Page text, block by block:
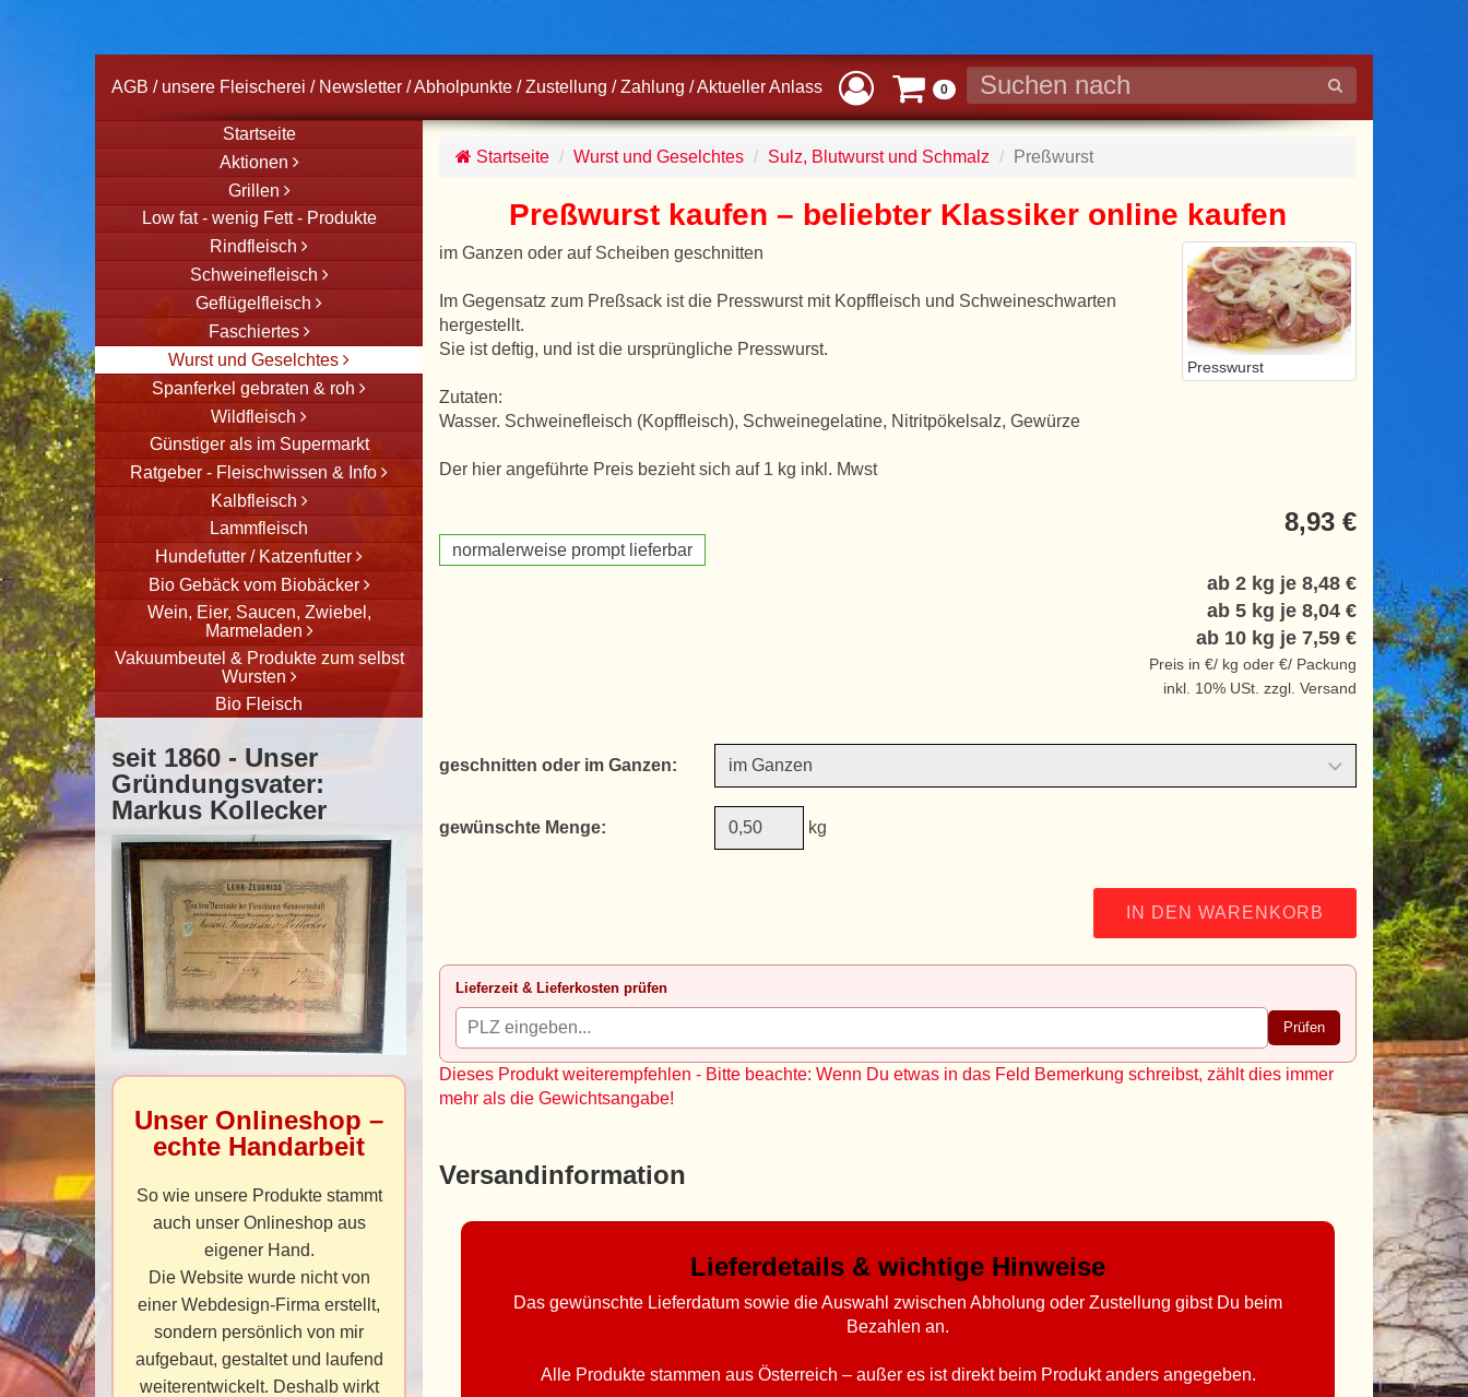
AGB / unsere Fleischerei / Newsletter /Abholpunkte / Zustellung / Zahlung /Aktueller Anlass 0
Startseite
Aktionen
Grillen
Low fat - wenig Fett - Produkte
Rindfleisch
Schweinefleisch
Geflügelfleisch
Faschiertes
Wurst und Geselchtes
Spanferkel gebraten & roh
Wildfleisch
Günstiger als im Supermarkt
Ratgeber - Fleischwissen & Info
Kalbfleisch
Lammfleisch
Hundefutter / Katzenfutter
Bio Gebäck vom Biobäcker
Wein, Eier, Saucen, Zwiebel,
Marmeladen
Vakuumbeutel & Produkte zum selbst
Wursten
Bio Fleisch
seit 1860 - Unser
Gründungsvater:
Markus Kollecker
Unser Onlineshop –
echte Handarbeit
So wie unsere Produkte stammt
auch unser Onlineshop aus
eigener Hand.
Die Website wurde nicht von
einer Webdesign-Firma erstellt,
sondern persönlich von mir
aufgebaut, gestaltet und laufend
weiterentwickelt. Deshalb wirkt
Startseite Wurst und Geselchtes Sulz, Blutwurst und Schmalz Preßwurst
Preßwurst kaufen – beliebter Klassiker online kaufen
Presswurst
im Ganzen oder auf Scheiben geschnitten
Im Gegensatz zum Preßsack ist die Presswurst mit Kopffleisch und Schweineschwarten
hergestellt.
Sie ist deftig, und ist die ursprüngliche Presswurst.
Zutaten:
Wasser. Schweinefleisch (Kopffleisch), Schweinegelatine, Nitritpökelsalz, Gewürze
Der hier angeführte Preis bezieht sich auf 1 kg inkl. Mwst
normalerweise prompt lieferbar
8,93 €
ab 2 kg je 8,48 €
ab 5 kg je 8,04 €
ab 10 kg je 7,59 €
Preis in €/ kg oder €/ Packung
inkl. 10% USt. zzgl. Versand
geschnitten oder im Ganzen:
gewünschte Menge: kg
IN DEN WARENKORB
Lieferzeit & Lieferkosten prüfen
Prüfen
Dieses Produkt weiterempfehlen - Bitte beachte: Wenn Du etwas in das Feld Bemerkung schreibst, zählt dies immer
mehr als die Gewichtsangabe!
Versandinformation
Lieferdetails & wichtige Hinweise
Das gewünschte Lieferdatum sowie die Auswahl zwischen Abholung oder Zustellung gibst Du beim
Bezahlen an.
Alle Produkte stammen aus Österreich – außer es ist direkt beim Produkt anders angegeben.